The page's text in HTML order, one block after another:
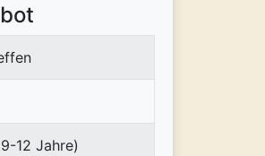
12 Jahre)